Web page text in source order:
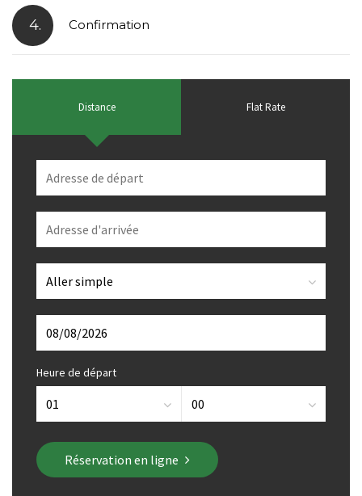
4. Confirmation
Distance Flat Rate
Heure de départ
Réservation en ligne